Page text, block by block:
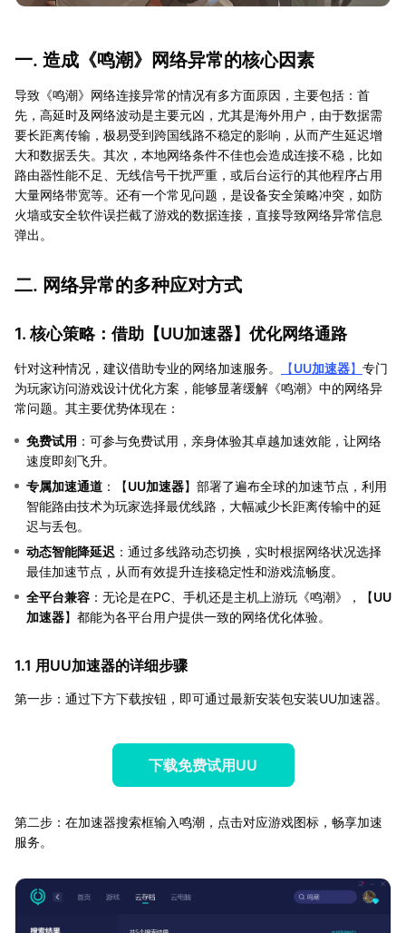
一. 造成《鸣潮》网络异常的核心因素
导致《鸣潮》网络连接异常的情况有多方面原因，主要包括：首
先，高延时及网络波动是主要元凶，尤其是海外用户，由于数据需
要长距离传输，极易受到跨国线路不稳定的影响，从而产生延迟增
大和数据丢失。其次，本地网络条件不佳也会造成连接不稳，比如
路由器性能不足、无线信号干扰严重，或后台运行的其他程序占用
大量网络带宽等。还有一个常见问题，是设备安全策略冲突，如防
火墙或安全软件误拦截了游戏的数据连接，直接导致网络异常信息
弹出。
二. 网络异常的多种应对方式
1. 核心策略：借助【UU加速器】优化网络通路
针对这种情况，建议借助专业的网络加速服务。 【UU加速器】 专门
为玩家访问游戏设计优化方案，能够显著缓解《鸣潮》中的网络异
常问题。其主要优势体现在：
免费试用 ：可参与免费试用，亲身体验其卓越加速效能，让网络
速度即刻飞升。
专属加速通道 ：【UU加速器】部署了遍布全球的加速节点，利用
智能路由技术为玩家选择最优线路，大幅减少长距离传输中的延
迟与丢包。
动态智能降延迟 ：通过多线路动态切换，实时根据网络状况选择
最佳加速节点，从而有效提升连接稳定性和游戏流畅度。
全平台兼容 ：无论是在PC、手机还是主机上游玩《鸣潮》，【UU
加速器】都能为各平台用户提供一致的网络优化体验。
1.1 用UU加速器的详细步骤
第一步：通过下方下载按钮，即可通过最新安装包安装UU加速器。
下载免费试用UU
第二步：在加速器搜索框输入鸣潮，点击对应游戏图标，畅享加速
服务。